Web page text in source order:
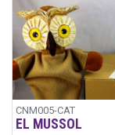
CNM005-CAT
EL MUSSOL